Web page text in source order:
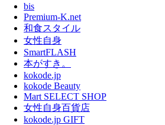
bis
Premium-K.net
和食スタイル
女性自身
SmartFLASH
本がすき。
kokode.jp
kokode Beauty
Mart SELECT SHOP
女性自身百貨店
kokode.jp GIFT